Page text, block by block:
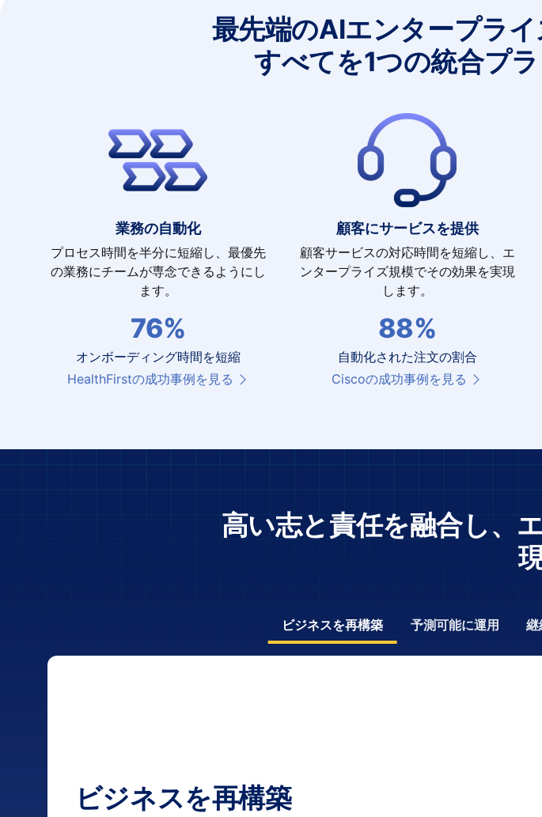
最先端のAIエンタープラ
すべてを1つの統合プ
業務の自動化
プロセス時間を半分に短縮し、最優先
の業務にチームが専念できるようにし
ます。
76%
オンボーディング時間を短縮
HealthFirstの成功事例を見る
顧客にサービスを提供
顧客サービスの対応時間を短縮し、エ
ンタープライズ規模でその効果を実現
します。
88%
自動化された注文の割合
Ciscoの成功事例を見る
高い志と責任を融合し、
ビジネスを再構築
ビジネスを再構築
予測可能に運用 継